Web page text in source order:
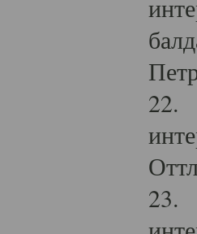
22.
23.